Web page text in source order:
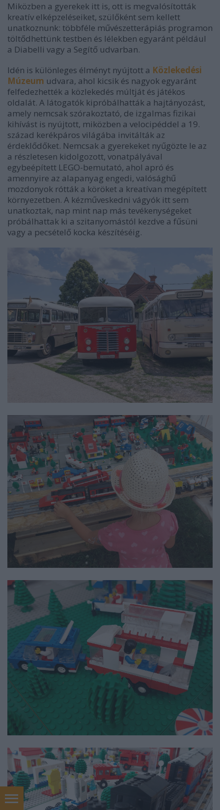
Miközben a gyerekek itt is, ott is megvalósították
kreatív elképzeléseiket, szülőként sem kellett
unatkoznunk: többféle művészetterápiás programon
töltődhettünk testben és lélekben egyaránt például
a Diabelli vagy a Segítő udvarban.
Idén is különleges élményt nyújtott a Közlekedési
Múzeum udvara, ahol kicsik és nagyok egyaránt
felfedezhették a közlekedés múltját és játékos
oldalát. A látogatók kipróbálhatták a hajtányozást,
amely nemcsak szórakoztató, de izgalmas fizikai
kihívást is nyújtott, miközben a velocipéddel a 19.
század kerékpáros világába invitálták az
érdeklődőket. Nemcsak a gyerekeket nyűgözte le az
a részletesen kidolgozott, vonatpályával
egybeépített LEGO-bemutató, ahol apró és
amennyire az alapanyag engedi, valósághű
mozdonyok rótták a köröket a kreatívan megépített
környezetben. A kézműveskedni vágyók itt sem
unatkoztak, nap mint nap más tevékenységeket
próbálhattak ki a szitanyomástól kezdve a fűsüni
vagy a pecsételő kocka készítéséig.